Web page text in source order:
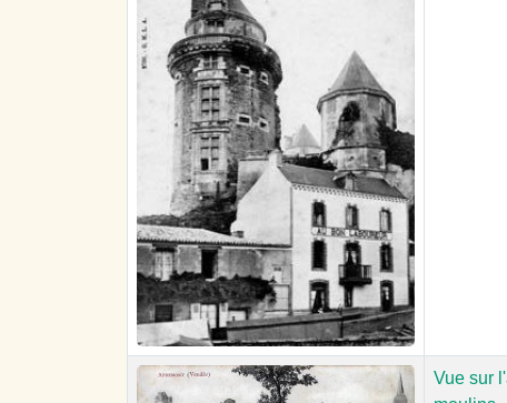
Vue sur